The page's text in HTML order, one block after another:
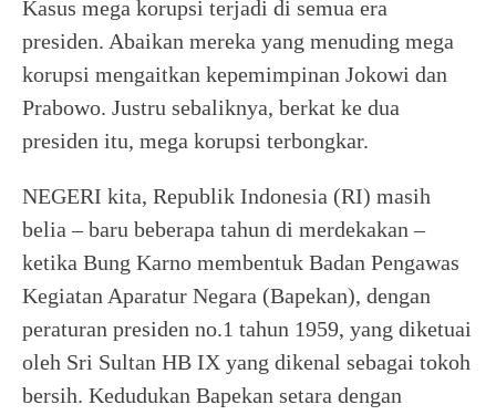
Kasus mega korupsi terjadi di semua era
presiden. Abaikan mereka yang menuding mega
korupsi mengaitkan kepemimpinan Jokowi dan
Prabowo. Justru sebaliknya, berkat ke dua
presiden itu, mega korupsi terbongkar.
NEGERI kita, Republik Indonesia (RI) masih
belia – baru beberapa tahun di merdekakan –
ketika Bung Karno membentuk Badan Pengawas
Kegiatan Aparatur Negara (Bapekan), dengan
peraturan presiden no.1 tahun 1959, yang diketuai
oleh Sri Sultan HB IX yang dikenal sebagai tokoh
bersih. Kedudukan Bapekan setara dengan